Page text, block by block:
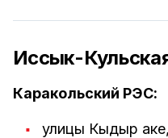
Иссык-
Каракольский РЭС:
улицы Кыдыр